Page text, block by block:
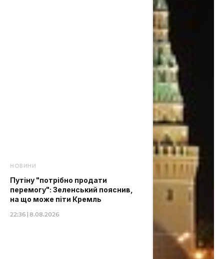
НОВИНИ
Путіну "потрібно продати
перемогу": Зеленський пояснив,
на що може піти Кремль
22:36 | 8.08.2026